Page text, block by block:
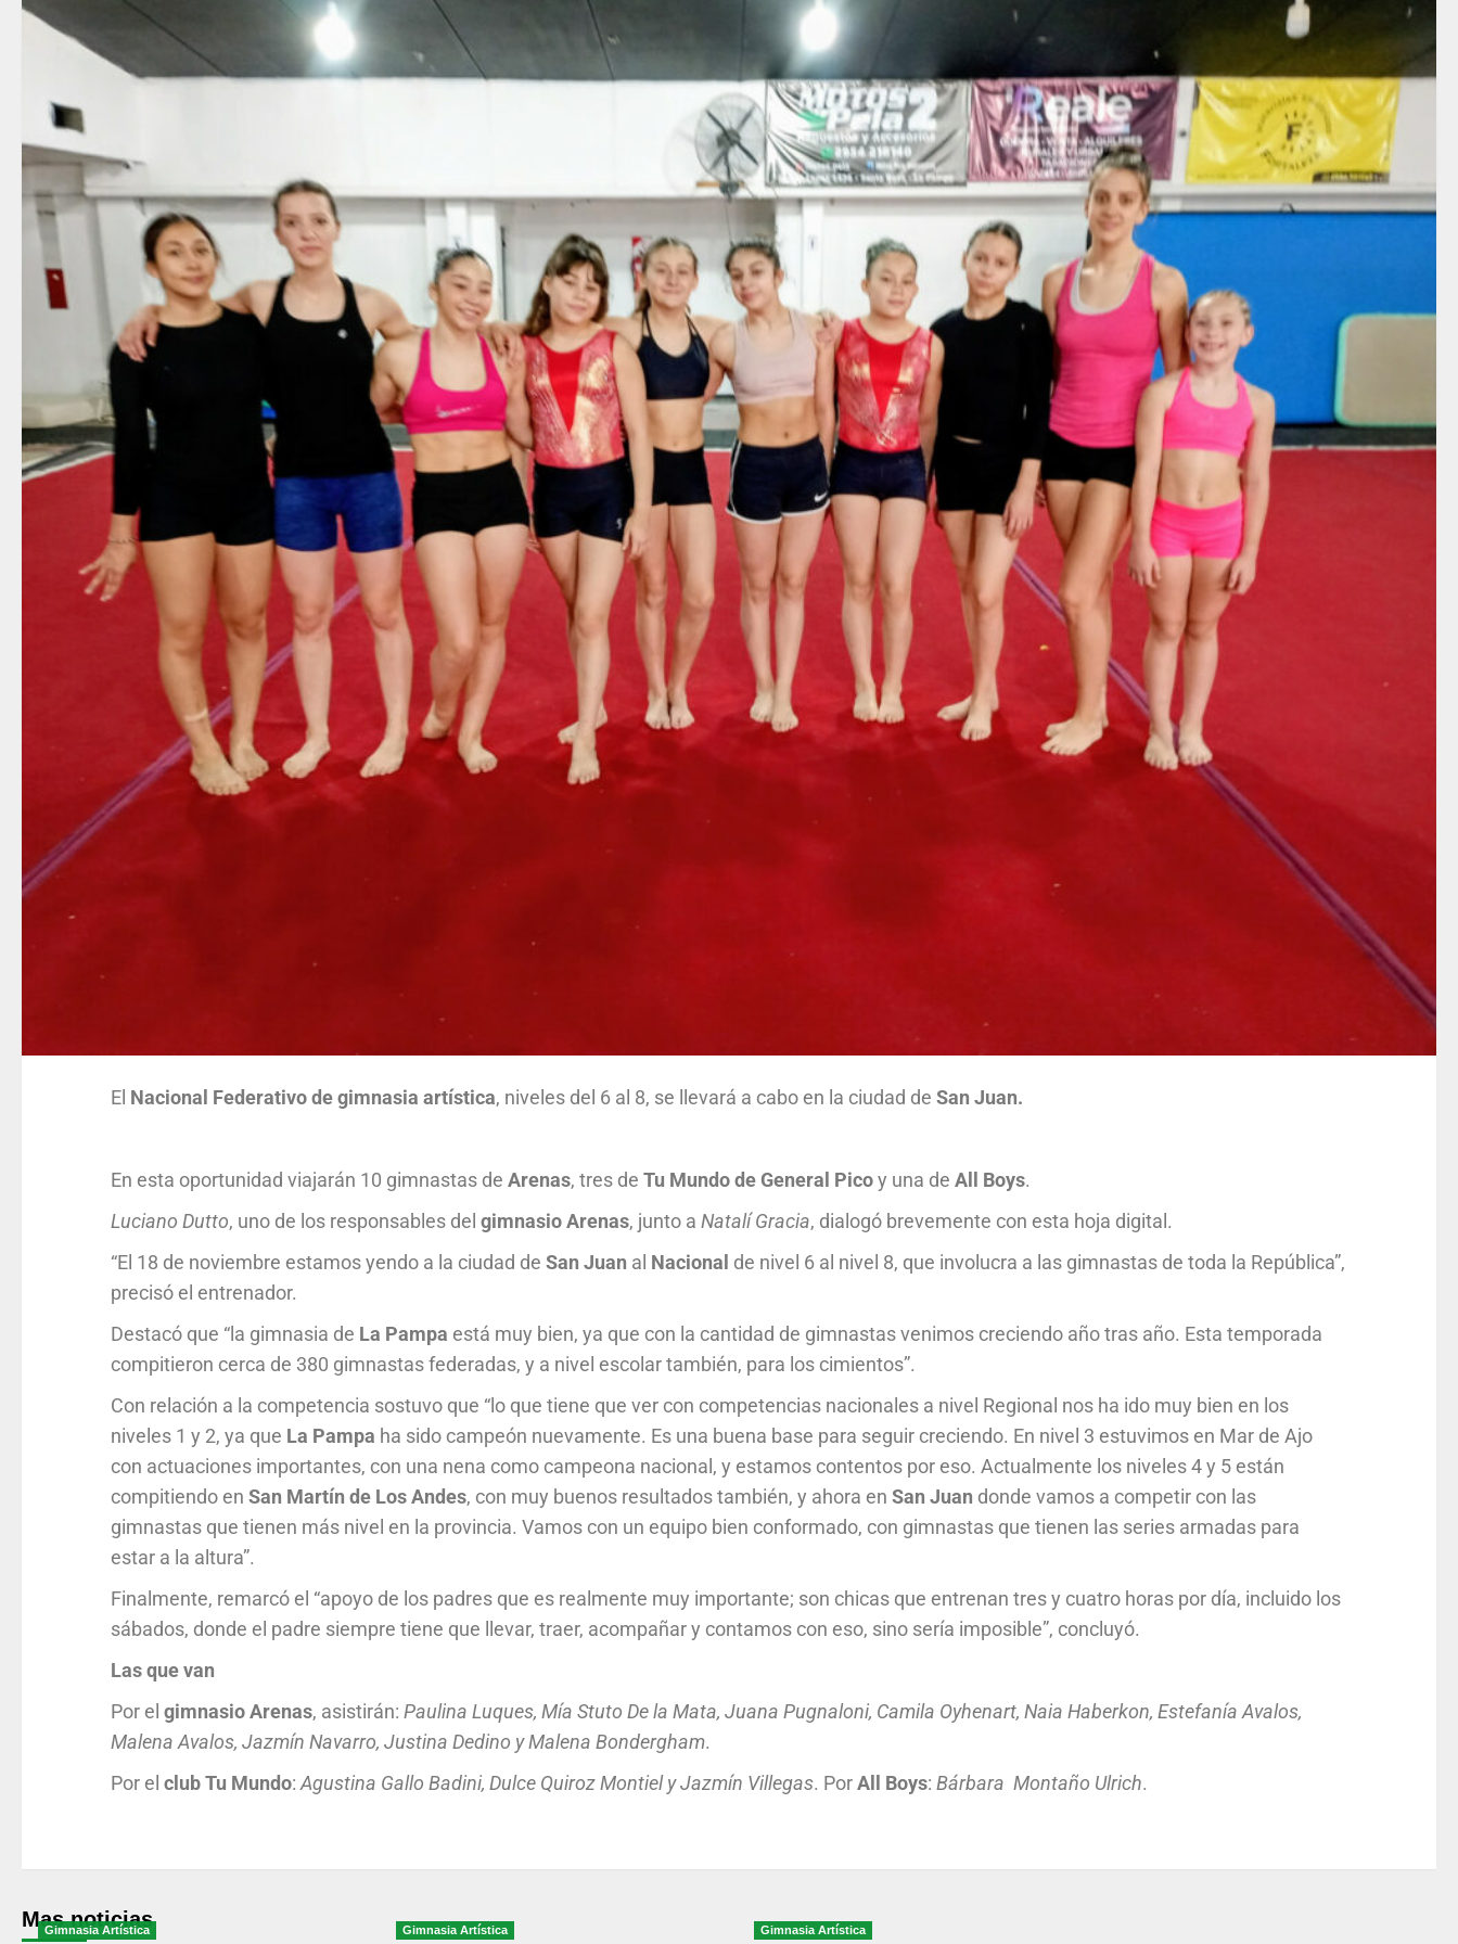
El Nacional Federativo de gimnasia artística, niveles del 6 al 8, se llevará a cabo en la ciudad de San Juan.
En esta oportunidad viajarán 10 gimnastas de Arenas, tres de Tu Mundo de General Picoy una de All Boys.
Luciano Dutto, uno de los responsables del gimnasio Arenas, junto a Natalí Gracia, dialogó brevemente con esta hoja digital.
“El 18 de noviembre estamos yendo a la ciudad de San Juan al Nacional de nivel 6 al nivel 8, que involucra a las gimnastas de toda la República”,
precisó el entrenador.
Destacó que “la gimnasia de La Pampa está muy bien, ya que con la cantidad de gimnastas venimos creciendo año tras año. Esta temporada
compitieron cerca de 380 gimnastas federadas, y a nivel escolar también, para los cimientos”.
Con relación a la competencia sostuvo que “lo que tiene que ver con competencias nacionales a nivel Regional nos ha ido muy bien en los
niveles 1 y 2, ya que La Pampa ha sido campeón nuevamente. Es una buena base para seguir creciendo. En nivel 3 estuvimos en Mar de Ajo
con actuaciones importantes, con una nena como campeona nacional, y estamos contentos por eso. Actualmente los niveles 4 y 5 están
compitiendo en San Martín de Los Andes, con muy buenos resultados también, y ahora en San Juan donde vamos a competir con las
gimnastas que tienen más nivel en la provincia. Vamos con un equipo bien conformado, con gimnastas que tienen las series armadas para
estar a la altura”.
Finalmente, remarcó el “apoyo de los padres que es realmente muy importante; son chicas que entrenan tres y cuatro horas por día, incluido los
sábados, donde el padre siempre tiene que llevar, traer, acompañar y contamos con eso, sino sería imposible”, concluyó.
Las que van
Por el gimnasioArenas, asistirán: Paulina Luques, Mía Stuto De la Mata, Juana Pugnaloni, Camila Oyhenart, Naia Haberkon, Estefanía Avalos,
Malena Avalos, Jazmín Navarro, Justina Dedino y Malena Bondergham.
Por el club Tu Mundo: Agustina Gallo Badini, Dulce Quiroz Montiel y Jazmín Villegas. PorAll Boys: Bárbara Montaño Ulrich.
Mas noticias
Gimnasia Artística Gimnasia Artística Gimnasia Artística